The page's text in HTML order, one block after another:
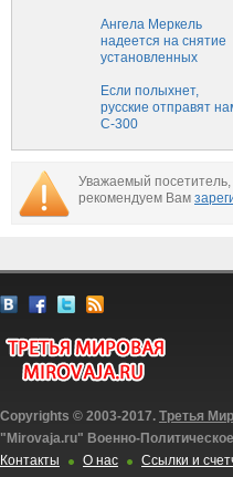
Ангела Меркель
надеется на снятие
установленных
Если полыхнет,
русские отправят
С-300
Уважаемый
рекомендуем Вам
Copyrights © 2003-2017. Третья
"Mirovaja.ru" Военно-
Контакты
О нас Ссылки и